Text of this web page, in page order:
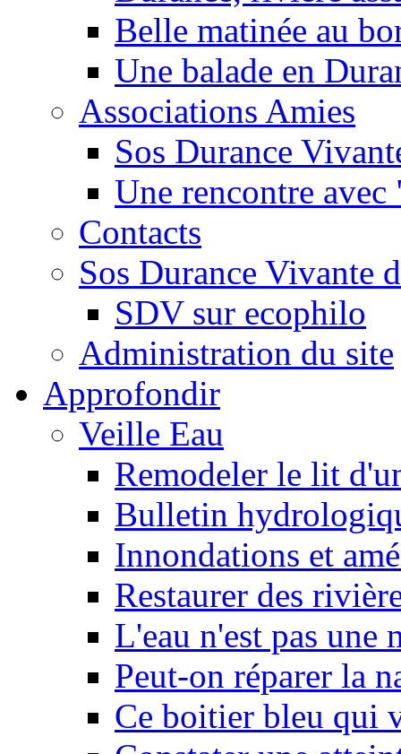
Belle matinée au
Une balade en
Associations Amies
Sos Durance
Une rencontre
Contacts
Sos Durance Vivante
SDV sur ecophilo
Administration du site
Approfondir
Veille Eau
Remodeler le lit
Bulletin
Innondations et
Restaurer des
L'eau n'est pas une
Peut-on réparer la
Ce boitier bleu qui